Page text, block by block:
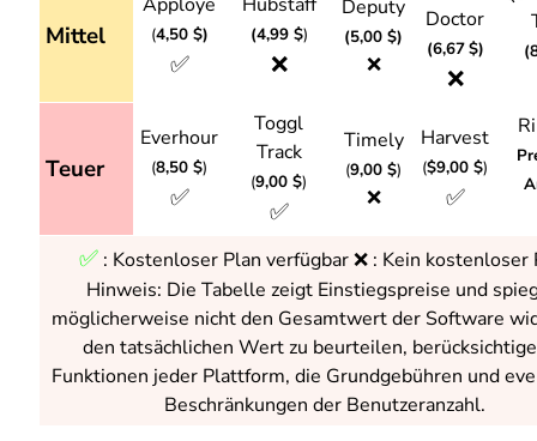
Mittel (4,50 $)
✅
(4,99$)
❌
Deputy
(5,00 $)
❌
Doctor
(6,67$)
❌
Teuer
Everhour
(8,50 $)
✅
Toggl
Track
(9,00 $)
✅
Timely
(9,00 $)
❌
Harvest
($9,00 $)
✅
✅ : Kostenloser Plan verfügbar ❌ : Kein kostenloser
Hinweis: Die Tabelle zeigt Einstiegspreise und
möglicherweise nicht den Gesamtwert der Software
den tatsächlichen Wert zu beurteilen,
Funktionen jeder Plattform, die Grundgebühren und
Beschränkungen der Benutzeranzahl.